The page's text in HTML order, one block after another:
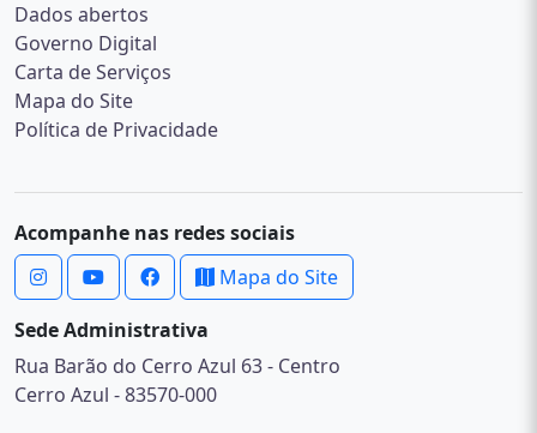
Dados abertos
Governo Digital
Carta de Serviços
Mapa do Site
Política de Privacidade
Acompanhe nas redes sociais
Mapa do Site
Sede Administrativa
Rua Barão do Cerro Azul 63 - Centro
Cerro Azul - 83570-000